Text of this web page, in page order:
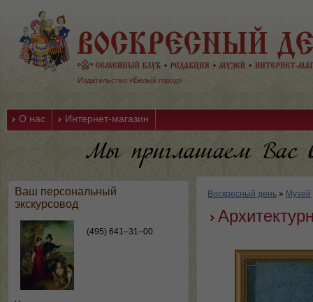
Издательство «Белый город»
О нас Интернет-магазин
Ваш персональный
экскурсовод
(495) 641–31–00
Воскресный день » Музей